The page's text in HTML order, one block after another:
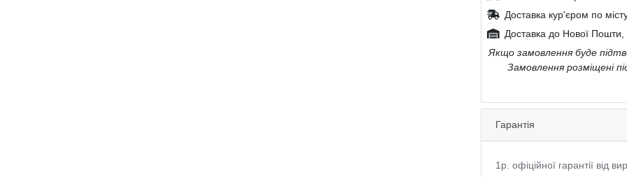
Доставка кур'єром по
Доставка до Нової
Якщо замовлення буде
Замовлення розміщені
Гарантія
1р. офіційної гарантії від